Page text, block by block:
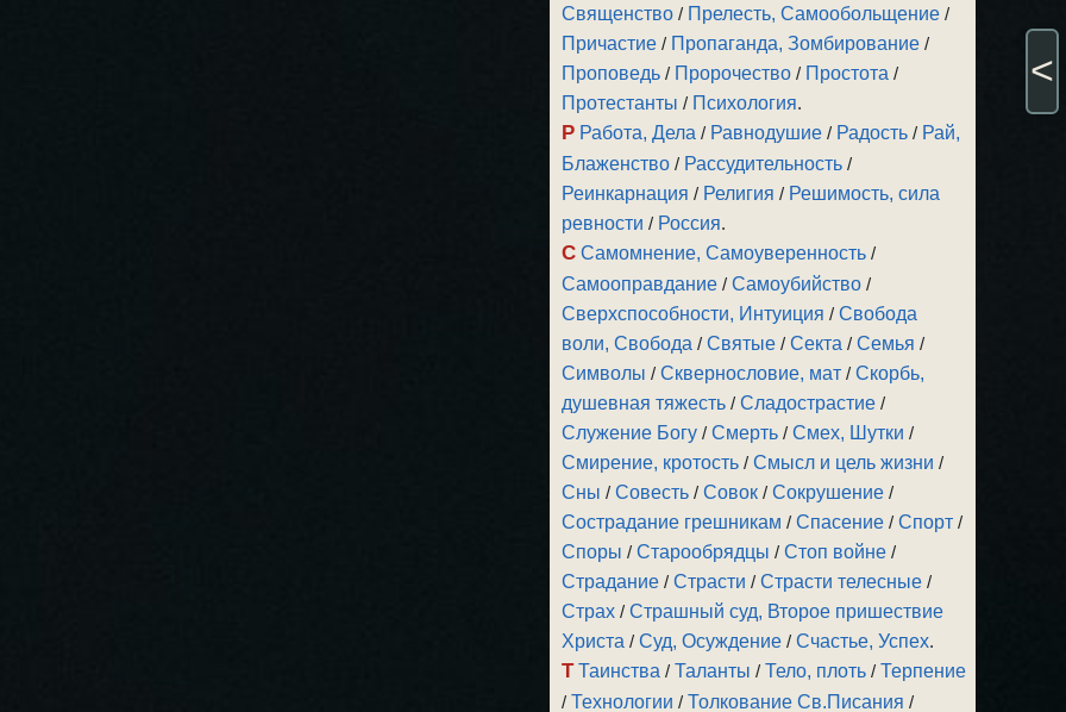
Священство / Прелесть, Самообольщение /
Причастие / Пропаганда, Зомбирование /
Проповедь / Пророчество / Простота /
Протестанты / Психология.
Р Работа, Дела / Равнодушие / Радость / Рай,
Блаженство / Рассудительность /
Реинкарнация / Религия / Решимость, сила
ревности / Россия.
С Самомнение, Самоуверенность /
Самооправдание /Самоубийство /
Сверхспособности, Интуиция /Свобода
воли, Свобода /Святые /Секта /Семья /
Символы /Сквернословие, мат /Скорбь,
душевная тяжесть /Сладострастие /
Служение Богу /Смерть /Смех, Шутки /
Смирение, кротость /Смысл и цель жизни /
Сны /Совесть /Совок /Сокрушение /
Сострадание грешникам /Спасение /Спорт /
Споры /Старообрядцы /Стоп войне /
Страдание /Страсти /Страсти телесные /
Страх /Страшный суд, Второе пришествие
Христа /Суд, Осуждение /Счастье, Успех.
Т Таинства /Таланты /Тело, плоть /Терпение
/Технологии /Толкование Св.Писания /
<